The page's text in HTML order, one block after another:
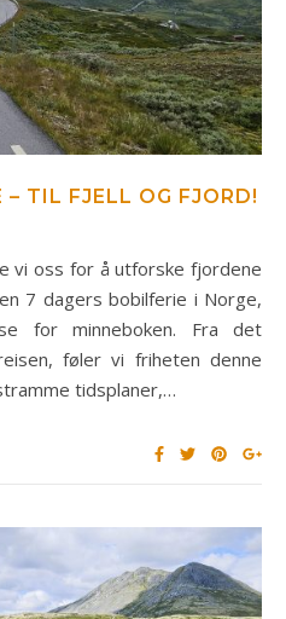
– TIL FJELL OG FJORD!
7 dagers bobilferie i Norge,
for minneboken. Fra det
føler vi friheten denne
tidsplaner,…